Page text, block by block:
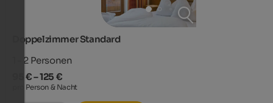
Doppelzimmer Standard
1 - 2 Personen
95 € – 125 €
pro Person & Nacht